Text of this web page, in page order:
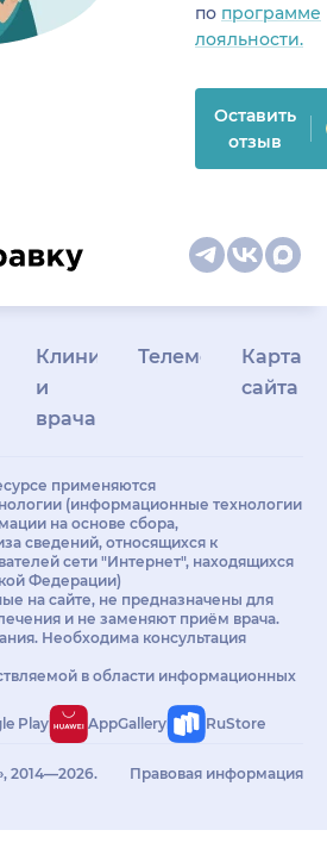
по программе
лояльности.
Оставить
отзыв
Клиникам
и
врачам
Телемедицина
Карта
сайта
применяются
(информационные технологии
на основе сбора,
сведений, относящихся к
сети "Интернет", находящихся
Федерации)
на сайте, не предназначены для
и не заменяют приём врача.
Необходима консультация
в области информационных
Play AppGallery RuStore
2014—2026.
Правовая информация